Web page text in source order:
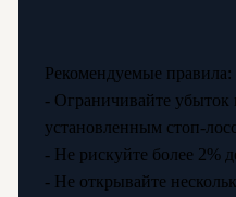
Рекомендуемые правила:
- Ограничивайте убыток
установленным стоп-
- Не рискуйте более 2%
- Не открывайте